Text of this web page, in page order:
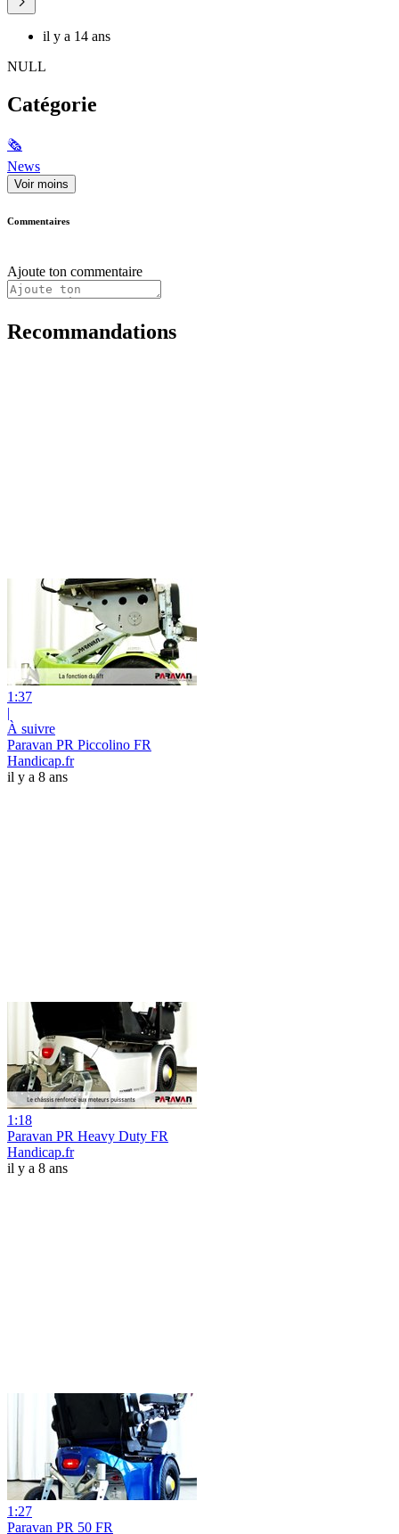
il y a 14 ans
NULL
Catégorie
🗞
News
Voir moins
Commentaires
Ajoute ton commentaire
Recommandations
1:37
|
À suivre
Paravan PR Piccolino FR
Handicap.fr
il y a 8 ans
1:18
Paravan PR Heavy Duty FR
Handicap.fr
il y a 8 ans
1:27
Paravan PR 50 FR